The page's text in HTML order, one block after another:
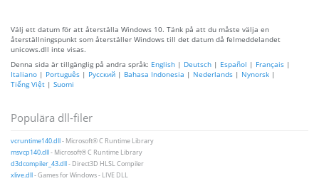
Välj ett datum för att återställa Windows 10. Tänk på att du måste välja en
återställningspunkt som återställer Windows till det datum då felmeddelandet
unicows.dll inte visas.
Denna sida är tillgänglig på andra språk: English | Deutsch | Español | Français |
Italiano | Português | Русский | Bahasa Indonesia | Nederlands | Nynorsk |
Tiếng Việt | Suomi
Populära dll-filer
vcruntime140.dll- Microsoft® C Runtime Library
msvcp140.dll- Microsoft® C Runtime Library
d3dcompiler_43.dll- Direct3D HLSL Compiler
xlive.dll- Games for Windows - LIVE DLL